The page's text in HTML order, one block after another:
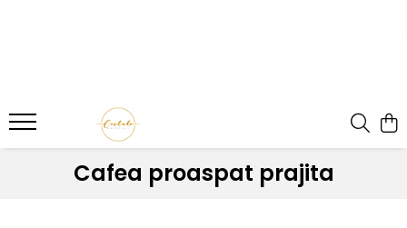
Cafea proaspat prajita